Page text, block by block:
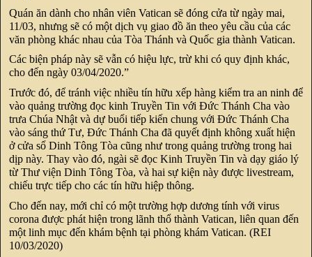
Quán ăn dành cho nhân viên Vatican sẽ đóng cửa từ ngày mai,
11/03, nhưng sẽ có một dịch vụ giao đồ ăn theo yêu cầu của các
văn phòng khác nhau của Tòa Thánh và Quốc gia thành Vatican.
Các biện pháp này sẽ vẫn có hiệu lực, trừ khi có quy định khác,
cho đến ngày 03/04/2020.”
Trước đó, để tránh việc nhiều tín hữu xếp hàng kiểm tra an ninh để
vào quảng trường đọc kinh Truyền Tin với Đức Thánh Cha vào
trưa Chúa Nhật và dự buổi tiếp kiến chung với Đức Thánh Cha
vào sáng thứ Tư, Đức Thánh Cha đã quyết định không xuất hiện
ở cửa sổ Dinh Tông Tòa cũng như trong quảng trường trong hai
dịp này. Thay vào đó, ngài sẽ đọc Kinh Truyền Tin và dạy giáo lý
từ Thư viện Dinh Tông Tòa, và hai sự kiện này được livestream,
chiếu trực tiếp cho các tín hữu hiệp thông.
Cho đến nay, mới chỉ có một trường hợp dương tính với virus
corona được phát hiện trong lãnh thổ thành Vatican, liên quan đến
một linh mục đến khám bệnh tại phòng khám Vatican. (REI
10/03/2020)